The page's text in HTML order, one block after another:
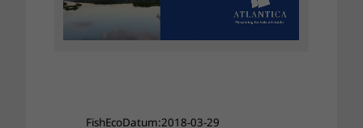
FishEcoDatum:2018-03-29